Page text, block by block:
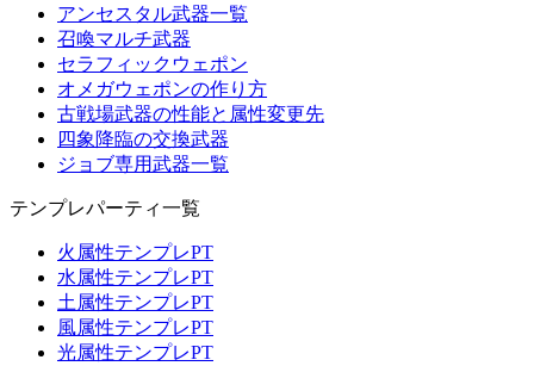
アンセスタル武器一覧
召喚マルチ武器
セラフィックウェポン
オメガウェポンの作り方
古戦場武器の性能と属性変更先
四象降臨の交換武器
ジョブ専用武器一覧
テンプレパーティ一覧
火属性テンプレPT
水属性テンプレPT
土属性テンプレPT
風属性テンプレPT
光属性テンプレPT